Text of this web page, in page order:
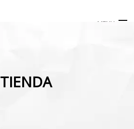
MENU
TIENDA